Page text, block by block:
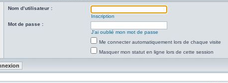
Nom d’utilisateur :
Inscription
Mot de passe :
J’ai oublié mon mot de passe
Me connecter automatiquement lors de chaque visite
Masquer mon statut en ligne lors de cette session